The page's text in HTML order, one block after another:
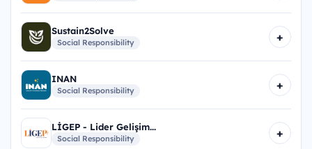
Sustain2Solve
Social Responsibility +
INAN
Social Responsibility +
LİGEP - Lider Gelişim...
Social Responsibility +